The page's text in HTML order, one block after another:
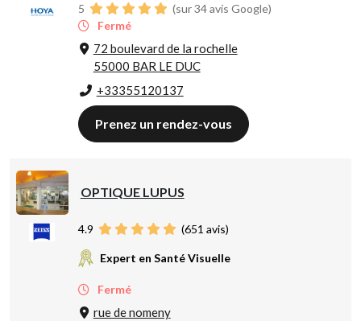
5
(sur 34 avis Google)
Fermé
72 boulevard de la rochelle
55000 BAR LE DUC
+33355120137
Prenez un rendez-vous
OPTIQUE LUPUS
4.9 (651 avis)
Expert en Santé Visuelle
Fermé
rue de nomeny